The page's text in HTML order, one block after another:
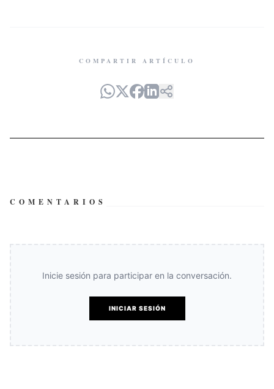
COMPARTIR ARTÍCULO
COMENTARIOS
Inicie sesión para participar en la conversación.
INICIAR SESIÓN